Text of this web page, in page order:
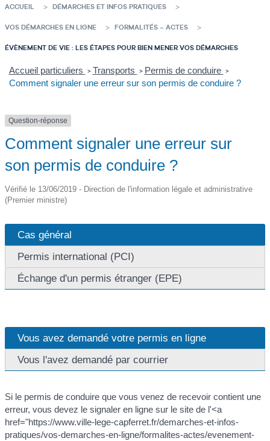
ACCUEIL DÉMARCHES ET INFOS PRATIQUES
VOS DÉMARCHES EN LIGNE FORMALITÉS – ACTES
ÉVÈNEMENT DE VIE : LES ÉTAPES POUR BIEN MENER VOS DÉMARCHES
Accueil particuliers > Transports > Permis de conduire >
Comment signaler une erreur sur son permis de conduire ?
Question-réponse
Comment signaler une erreur sur
son permis de conduire ?
Vérifié le 13/06/2019 - Direction de l'information légale et administrative
(Premier ministre)
Cas général
Permis international (PCI)
Échange d'un permis étranger (EPE)
Vous avez demandé votre permis en ligne
Vous l'avez demandé par courrier
Si le permis de conduire que vous venez de recevoir contient une
erreur, vous devez le signaler en ligne sur le site de l'<a
href="https://www.ville-lege-capferret.fr/demarches-et-infos-
pratiques/vos-demarches-en-ligne/formalites-actes/evenement-